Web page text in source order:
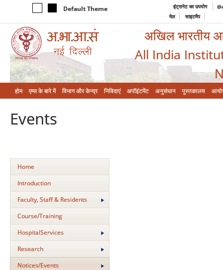
Default Theme इंट्रानेट का उपयोग
मेल
साइटमैप
अखिल भारतीय
All India
होम एम्‍स के बारे में विभाग और केन्‍द्र निविदाएं अपॉइंटमेंट अनुसंधान पुस्तकालय
Events
Home
Introduction
Faculty, Staff & Residents
Course/Training
HospitalServices
Research
Notices/Events